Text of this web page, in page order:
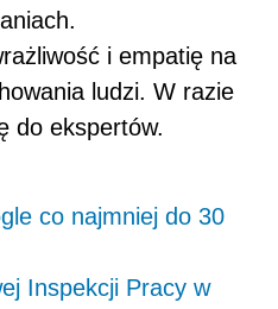
i empatię na
ludzi. W razie
do ekspertów.
co najmniej do 30
Inspekcji Pracy w